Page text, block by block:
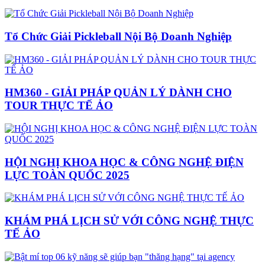
Tổ Chức Giải Pickleball Nội Bộ Doanh Nghiệp
HM360 - GIẢI PHÁP QUẢN LÝ DÀNH CHO
TOUR THỰC TẾ ẢO
HỘI NGHỊ KHOA HỌC & CÔNG NGHỆ ĐIỆN
LỰC TOÀN QUỐC 2025
KHÁM PHÁ LỊCH SỬ VỚI CÔNG NGHỆ THỰC
TẾ ẢO